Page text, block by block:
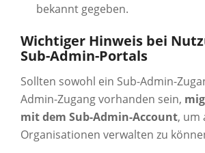
bekannt gegeben.
Wichtiger Hinweis bei
Sub-Admin-Portals
Sollten sowohl ein Sub-Admin-
Admin-Zugang vorhanden sein,
mit dem Sub-Admin-Account, um
Organisationen verwalten zu